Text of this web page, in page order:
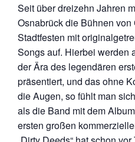
Seit über dreizehn Jahren
Osnabrück die Bühnen
Stadtfesten mit
Songs auf. Hierbei werden
der Ära des legendären
präsentiert, und das ohne
die Augen, so fühlt man
als die Band mit dem
ersten großen